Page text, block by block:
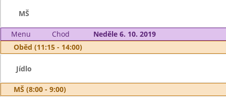
MŠ
Menu Chod
Neděle 6. 10. 2019
Oběd (11:15 - 14:00)
Jídlo
MŠ (8:00 - 9:00)